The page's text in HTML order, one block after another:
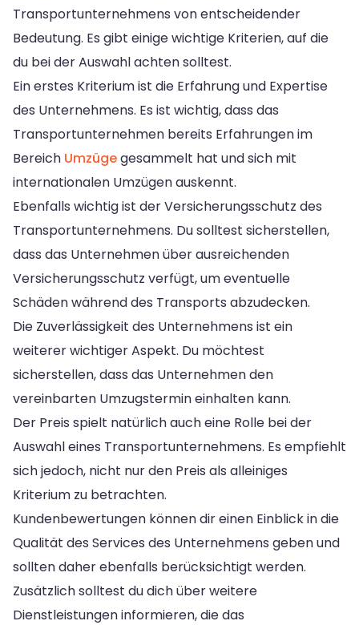
Transportunternehmens von entscheidender
Bedeutung. Es gibt einige wichtige Kriterien, auf die
du bei der Auswahl achten solltest.
Ein erstes Kriterium ist die Erfahrung und Expertise
des Unternehmens. Es ist wichtig, dass das
Transportunternehmen bereits Erfahrungen im
Bereich Umzügegesammelt hat und sich mit
internationalen Umzügen auskennt.
Ebenfalls wichtig ist der Versicherungsschutz des
Transportunternehmens. Du solltest sicherstellen,
dass das Unternehmen über ausreichenden
Versicherungsschutz verfügt, um eventuelle
Schäden während des Transports abzudecken.
Die Zuverlässigkeit des Unternehmens ist ein
weiterer wichtiger Aspekt. Du möchtest
sicherstellen, dass das Unternehmen den
vereinbarten Umzugstermin einhalten kann.
Der Preis spielt natürlich auch eine Rolle bei der
Auswahl eines Transportunternehmens. Es empfiehlt
sich jedoch, nicht nur den Preis als alleiniges
Kriterium zu betrachten.
Kundenbewertungen können dir einen Einblick in die
Qualität des Services des Unternehmens geben und
sollten daher ebenfalls berücksichtigt werden.
Zusätzlich solltest du dich über weitere
Dienstleistungen informieren, die das